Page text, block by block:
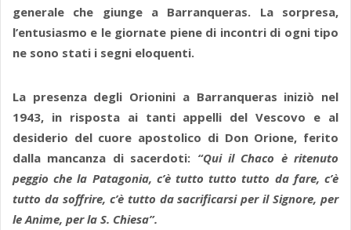
generale che giunge a Barranqueras. La sorpresa,
l’entusiasmo e le giornate piene di incontri di ogni tipo
ne sono stati i segni eloquenti.
La presenza degli Orionini a Barranqueras iniziò nel
1943, in risposta ai tanti appelli del Vescovo e al
desiderio del cuore apostolico di Don Orione, ferito
dalla mancanza di sacerdoti: “Qui il Chaco è ritenuto
peggio che la Patagonia, c’è tutto tutto tutto da fare, c’è
tutto da soffrire, c’è tutto da sacrificarsi per il Signore, per
le Anime, per la S. Chiesa”.